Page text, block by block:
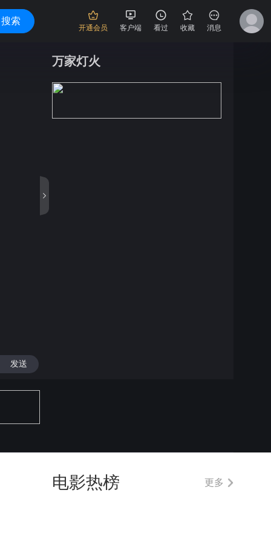
搜索
开通会员 客户端 看过 收藏 消息
发送
万家灯火
电影热榜 更多